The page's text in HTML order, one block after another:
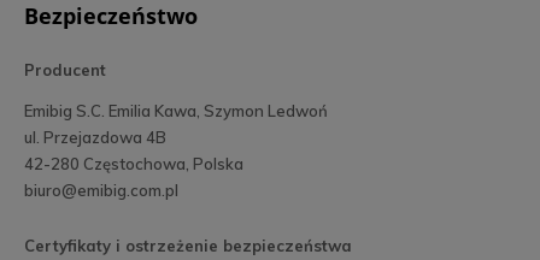
Bezpieczeństwo
Producent
Emibig S.C. Emilia Kawa, Szymon Ledwoń
ul. Przejazdowa 4B
42-280 Częstochowa, Polska
biuro@emibig.com.pl
Certyfikaty i ostrzeżenie bezpieczeństwa